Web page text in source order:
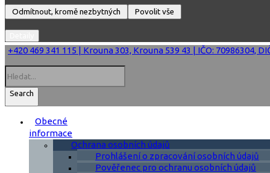
+420 469 341 115 | Krouna 303, Krouna 539 43 | IČO: 70986304,
Search
Obecné
informace
Ochrana osobních údajů
Prohlášení o zpracování osobních údajů
Pověřenec pro ochranu osobních údajů